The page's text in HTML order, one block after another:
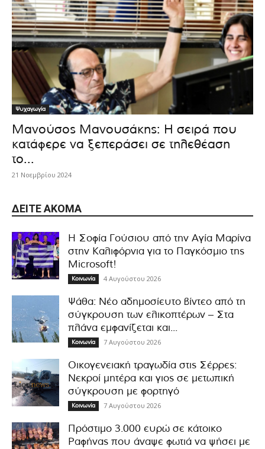
Ψυχαγωγία
Μανούσος Μανουσάκης: Η σειρά που
κατάφερε να ξεπεράσει σε τηλεθέαση
το...
21 Νοεμβρίου 2024
ΔΕΊΤΕ ΑΚΌΜΑ
Η Σοφία Γούσιου από την Αγία Μαρίνα
στην Καλιφόρνια για το Παγκόσμιο της
Microsoft!
Κοινωνία 4 Αυγούστου 2026
Ψάθα: Νέο αδημοσίευτο βίντεο από τη
σύγκρουση των ελικοπτέρων – Στα
πλάνα εμφανίζεται και...
Κοινωνία 7 Αυγούστου 2026
Οικογενειακή τραγωδία στις Σέρρες:
Νεκροί μητέρα και γιος σε μετωπική
σύγκρουση με φορτηγό
Κοινωνία 7 Αυγούστου 2026
Πρόστιμο 3.000 ευρώ σε κάτοικο
Ραφήνας που άναψε φωτιά να ψήσει με